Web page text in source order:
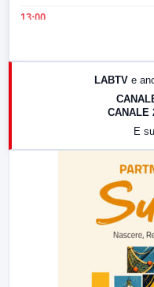
13:00
17:00
LABTV e
CANALE
E